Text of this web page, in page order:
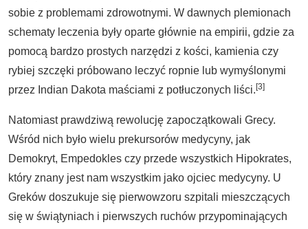
sobie z problemami zdrowotnymi. W dawnych plemionach
schematy leczenia były oparte głównie na empirii, gdzie za
pomocą bardzo prostych narzędzi z kości, kamienia czy
rybiej szczęki próbowano leczyć ropnie lub wymyślonymi
przez Indian Dakota maściami z potłuczonych liści. [3]
Natomiast prawdziwą rewolucję zapoczątkowali Grecy.
Wśród nich było wielu prekursorów medycyny, jak
Demokryt, Empedokles czy przede wszystkich Hipokrates,
który znany jest nam wszystkim jako ojciec medycyny. U
Greków doszukuje się pierwowzoru szpitali mieszczących
się w świątyniach i pierwszych ruchów przypominających